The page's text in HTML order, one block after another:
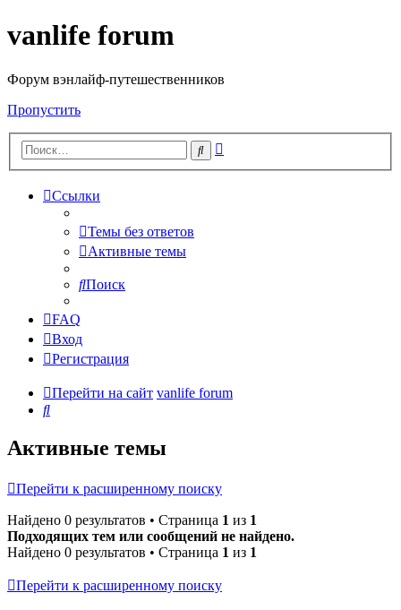
vanlife forum
Форум вэнлайф-путешественников
Пропустить
Поиск
Ссылки
Темы без ответов
Активные темы
Поиск
FAQ
Вход
Регистрация
Перейти на сайт vanlife forum
Поиск
Активные темы
Перейти к расширенному поиску
Найдено 0 результатов • Страница 1 из 1
Подходящих тем или сообщений не найдено.
Найдено 0 результатов • Страница 1 из 1
Перейти к расширенному поиску